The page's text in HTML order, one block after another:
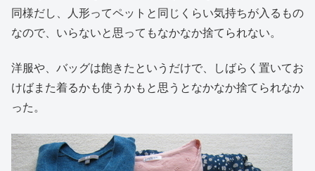
同様だし、人形ってペットと同じくらい気持ちが入るもの
なので、いらないと思ってもなかなか捨てられない。
洋服や、バッグは飽きたというだけで、しばらく置いてお
けばまた着るかも使うかもと思うとなかなか捨てられなか
った。